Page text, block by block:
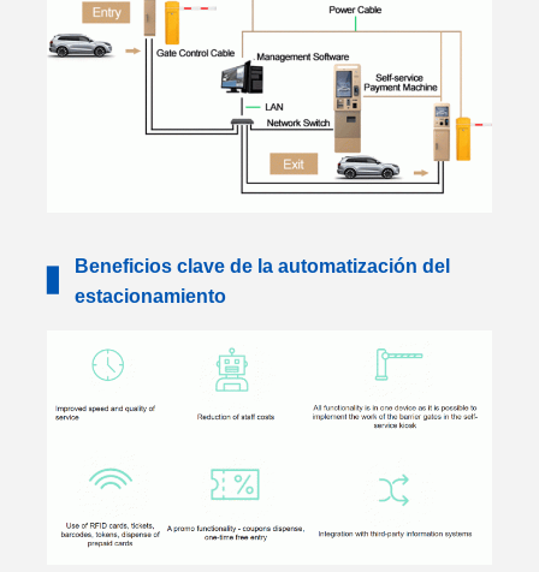
Beneficios clave de la automatización del
estacionamiento